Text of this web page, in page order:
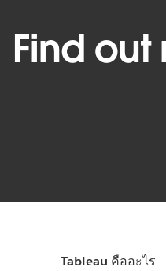
Find
Tableau คืออะไร